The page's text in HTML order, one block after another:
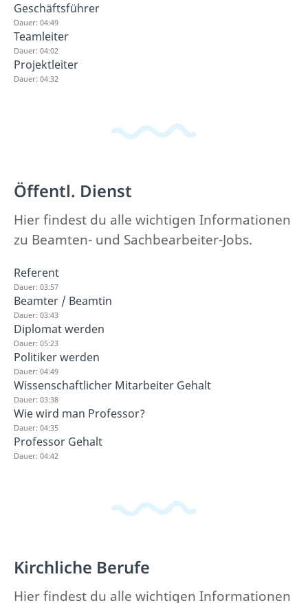
Geschäftsführer
Dauer: 04:49
Teamleiter
Dauer: 04:02
Projektleiter
Dauer: 04:32
Öffentl. Dienst
Hier findest du alle wichtigen Informationen
zu Beamten- und Sachbearbeiter-Jobs.
Referent
Dauer: 03:57
Beamter / Beamtin
Dauer: 03:43
Diplomat werden
Dauer: 05:23
Politiker werden
Dauer: 04:49
Wissenschaftlicher Mitarbeiter Gehalt
Dauer: 03:38
Wie wird man Professor?
Dauer: 04:35
Professor Gehalt
Dauer: 04:42
Kirchliche Berufe
Hier findest du alle wichtigen Informationen